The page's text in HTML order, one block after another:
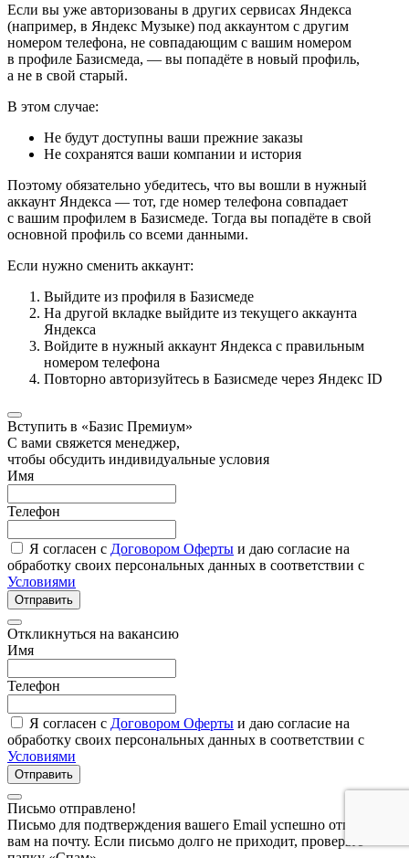
Если вы уже авторизованы в других сервисах Яндекса
(например, в Яндекс Музыке) под аккаунтом с другим
номером телефона, не совпадающим с вашим номером
в профиле Базисмеда, — вы попадёте в новый профиль,
а не в свой старый.
В этом случае:
Не будут доступны ваши прежние заказы
Не сохранятся ваши компании и история
Поэтому обязательно убедитесь, что вы вошли в нужный
аккаунт Яндекса — тот, где номер телефона совпадает
с вашим профилем в Базисмеде. Тогда вы попадёте в свой
основной профиль со всеми данными.
Если нужно сменить аккаунт:
Выйдите из профиля в Базисмеде
На другой вкладке выйдите из текущего аккаунта
Яндекса
Войдите в нужный аккаунт Яндекса с правильным
номером телефона
Повторно авторизуйтесь в Базисмеде через Яндекс ID
Вступить в «Базис Премиум»
С вами свяжется менеджер,
чтобы обсудить индивидуальные условия
Имя
Телефон
Я согласен с Договором Оферты и даю согласие на
обработку своих персональных данных в соответствии с
Условиями
Отправить
Откликнуться на вакансию
Имя
Телефон
Я согласен с Договором Оферты и даю согласие на
обработку своих персональных данных в соответствии с
Условиями
Отправить
Письмо отправлено!
Письмо для подтверждения вашего Email успешно отправлено
вам на почту. Если письмо долго не приходит, проверьте